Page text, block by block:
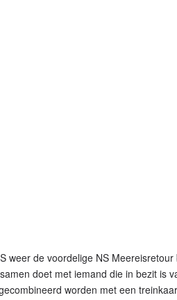
weer de voordelige NS
doet met iemand die in bezit is
worden met een